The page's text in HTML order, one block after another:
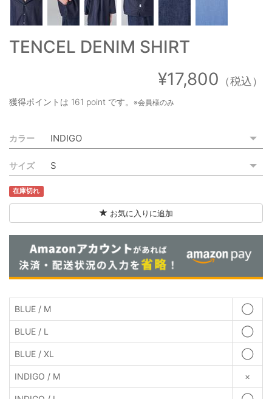
お買い物カゴ
ご利用ガイド
ご利用規約
TENCEL DENIM SHIRT
¥17,800 （税込）
獲得ポイントは 161 point です。 ※会員様のみ
カラー
サイズ
在庫切れ
お気に入りに追加
BLUE / M ◯
BLUE / L ◯
BLUE / XL ◯
INDIGO / M ×